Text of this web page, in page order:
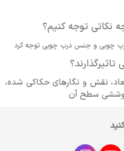
درب چوبی و جنس درب چوبی توجه کرد
نقش و نگارهای حکاکی شده،
پوششی سطح آن